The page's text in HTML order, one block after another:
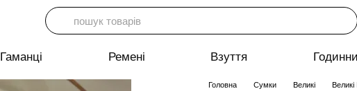
Гаманці Ремені Взуття
Головна Сумки Великі